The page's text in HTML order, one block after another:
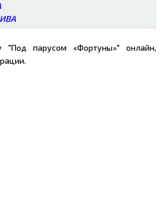
"Под парусом «Фортуны»" онлайн,